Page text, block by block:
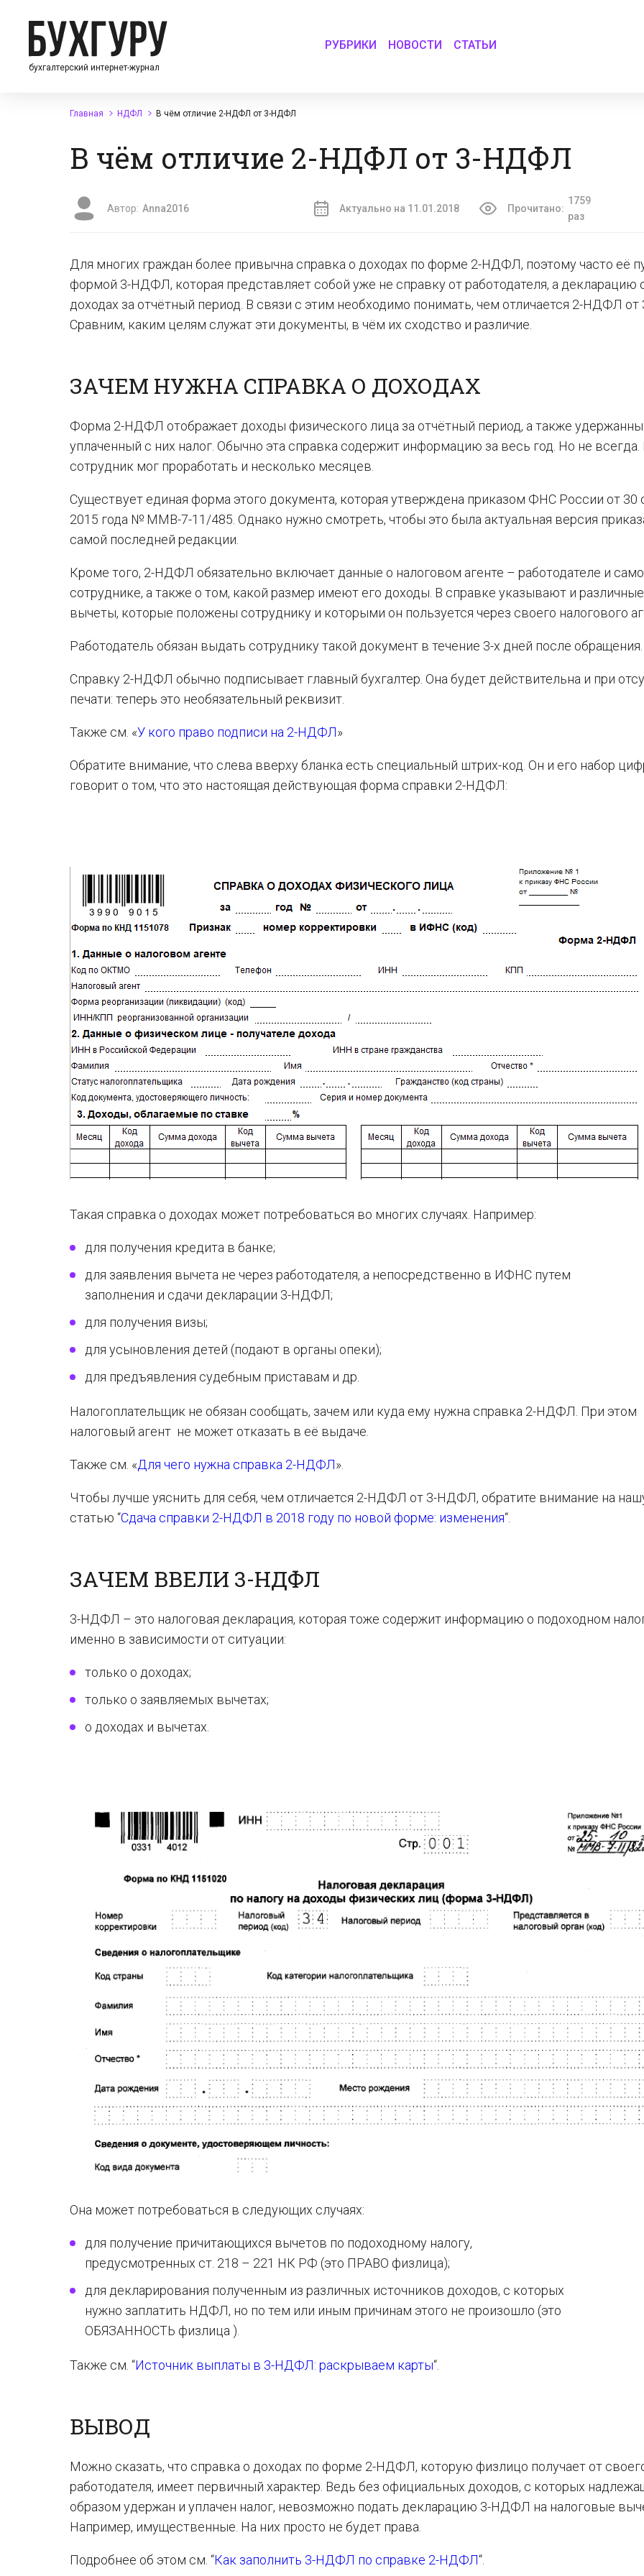
бухгалтерский интернет-журнал
РУБРИКИ НОВОСТИ СТАТЬИ
Главная НДФЛ В чём отличие 2-НДФЛ от 3-НДФЛ
В чём отличие 2-НДФЛ от 3-НДФЛ
Автор: Anna2016 Актуально на 11.01.2018 Прочитано:
1759
раз
Для многих граждан более привычна справка о доходах по форме 2-НДФЛ, поэтому часто её
формой 3-НДФЛ, которая представляет собой уже не справку от работодателя, а декларацию
доходах за отчётный период. В связи с этим необходимо понимать, чем отличается 2-НДФЛ
Сравним, каким целям служат эти документы, в чём их сходство и различие.
ЗАЧЕМ НУЖНА СПРАВКА О ДОХОДАХ
Форма 2-НДФЛ отображает доходы физического лица за отчётный период, а также
уплаченный с них налог. Обычно эта справка содержит информацию за весь год. Но не всегда.
сотрудник мог проработать и несколько месяцев.
Существует единая форма этого документа, которая утверждена приказом ФНС России от 30
2015 года № ММВ-7-11/485. Однако нужно смотреть, чтобы это была актуальная версия
самой последней редакции.
Кроме того, 2-НДФЛ обязательно включает данные о налоговом агенте – работодателе и
сотруднике, а также о том, какой размер имеют его доходы. В справке указывают и различные
вычеты, которые положены сотруднику и которыми он пользуется через своего налогового
Работодатель обязан выдать сотруднику такой документ в течение 3-х дней после обращения.
Справку 2-НДФЛ обычно подписывает главный бухгалтер. Она будет действительна и при
печати: теперь это необязательный реквизит.
Также см. «У кого право подписи на 2-НДФЛ»
Обратите внимание, что слева вверху бланка есть специальный штрих-код. Он и его набор
говорит о том, что это настоящая действующая форма справки 2-НДФЛ:
Такая справка о доходах может потребоваться во многих случаях. Например:
для получения кредита в банке;
для заявления вычета не через работодателя, а непосредственно в ИФНС путем
заполнения и сдачи декларации 3-НДФЛ;
для получения визы;
для усыновления детей (подают в органы опеки);
для предъявления судебным приставам и др.
Налогоплательщик не обязан сообщать, зачем или куда ему нужна справка 2-НДФЛ. При этом
налоговый агент не может отказать в её выдаче.
Также см. «Для чего нужна справка 2-НДФЛ».
Чтобы лучше уяснить для себя, чем отличается 2-НДФЛ от 3-НДФЛ, обратите внимание на
статью “Сдача справки 2-НДФЛ в 2018 году по новой форме: изменения“.
ЗАЧЕМ ВВЕЛИ 3-НДФЛ
3-НДФЛ – это налоговая декларация, которая тоже содержит информацию о подоходном
именно в зависимости от ситуации:
только о доходах;
только о заявляемых вычетах;
о доходах и вычетах.
Она может потребоваться в следующих случаях:
для получение причитающихся вычетов по подоходному налогу,
предусмотренных ст. 218 – 221 НК РФ (это ПРАВО физлица);
для декларирования полученным из различных источников доходов, с которых
нужно заплатить НДФЛ, но по тем или иным причинам этого не произошло (это
ОБЯЗАННОСТЬ физлица ).
Также см. “Источник выплаты в 3-НДФЛ: раскрываем карты“.
ВЫВОД
Можно сказать, что справка о доходах по форме 2-НДФЛ, которую физлицо получает от
работодателя, имеет первичный характер. Ведь без официальных доходов, с которых
образом удержан и уплачен налог, невозможно подать декларацию 3-НДФЛ на налоговые
Например, имущественные. На них просто не будет права.
Подробнее об этом см. “Как заполнить 3-НДФЛ по справке 2-НДФЛ“.